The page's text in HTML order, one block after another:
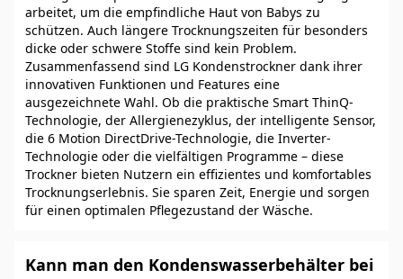
arbeitet, um die empfindliche Haut von Babys zu
schützen. Auch längere Trocknungszeiten für besonders
dicke oder schwere Stoffe sind kein Problem.
Zusammenfassend sind LG Kondenstrockner dank ihrer
innovativen Funktionen und Features eine
ausgezeichnete Wahl. Ob die praktische Smart ThinQ-
Technologie, der Allergienezyklus, der intelligente Sensor,
die 6 Motion DirectDrive-Technologie, die Inverter-
Technologie oder die vielfältigen Programme – diese
Trockner bieten Nutzern ein effizientes und komfortables
Trocknungserlebnis. Sie sparen Zeit, Energie und sorgen
für einen optimalen Pflegezustand der Wäsche.
Kann man den Kondenswasserbehälter bei